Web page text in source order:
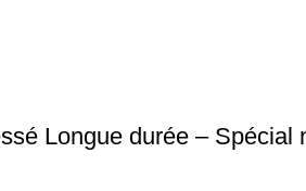
Longue durée – Spécial